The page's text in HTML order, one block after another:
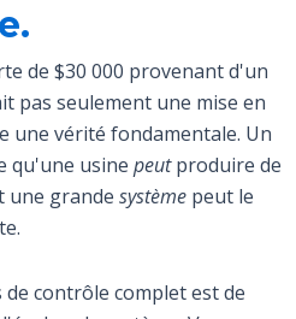
de $30 000 provenant d'un
pas seulement une mise en
une vérité fondamentale. Un
qu'une usine peutproduire de
une grande système peut le
contrôle complet est de